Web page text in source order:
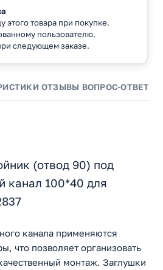
этого товара при покупке.
пользователю.
следующем заказе.
ОТЗЫВЫ ВОПРОС-ОТВЕТ
(отвод 90) под
канал 100*40 для
канала применяются
что позволяет организовать
монтаж. Заглушки